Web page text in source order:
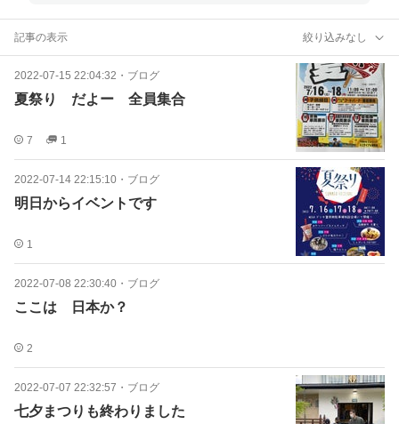
記事の表示 絞り込みなし
2022-07-15 22:04:32 ・ ブログ
夏祭り だよー 全員集合
7 1
2022-07-14 22:15:10 ・ ブログ
明日からイベントです
1
2022-07-08 22:30:40 ・ ブログ
ここは 日本か？
2
2022-07-07 22:32:57 ・ ブログ
七夕まつりも終わりました